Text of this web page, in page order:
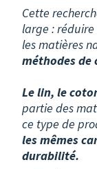
Cette
large :
les matières
méthodes de
Le lin, le
partie des
ce type de
les mêmes
durabilité.